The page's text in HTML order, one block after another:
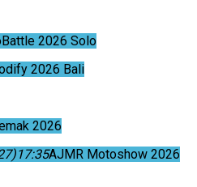
2026 Solo
2026 Bali
2026
17:35AJMR Motoshow 2026